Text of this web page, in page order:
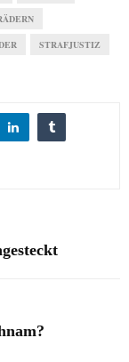
STRAFJUSTIZ